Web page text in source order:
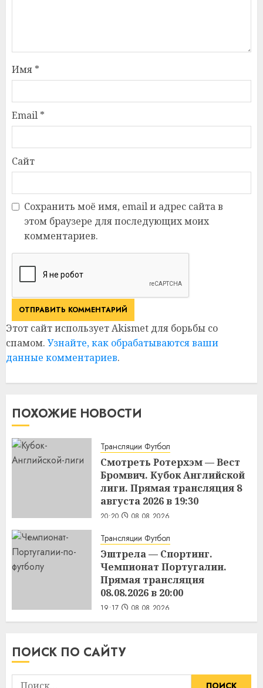
Имя *
Email *
Сайт
Сохранить моё имя, email и адрес сайта в
этом браузере для последующих моих
комментариев.
Этот сайт использует Akismet для борьбы со
спамом. Узнайте, как обрабатываются ваши
данные комментариев.
ПОХОЖИЕ НОВОСТИ
Трансляции Футбол
Смотреть Ротерхэм — Вест
Бромвич. Кубок Английской
лиги. Прямая трансляция 8
августа 2026 в 19:30
20:20 08.08.2026
Трансляции Футбол
Эштрела — Спортинг.
Чемпионат Португалии.
Прямая трансляция
08.08.2026 в 20:00
19:17 08.08.2026
ПОИСК ПО САЙТУ
Найти: